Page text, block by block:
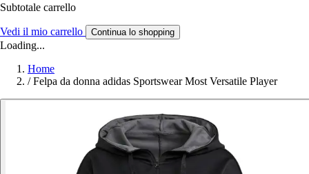
Subtotale carrello
Vedi il mio carrello Continua lo shopping
Loading...
Home
/ Felpa da donna adidas Sportswear Most Versatile Player